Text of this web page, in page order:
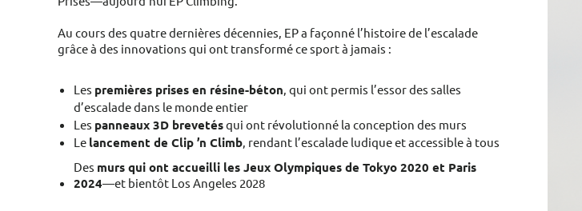
Au cours des quatre dernières décennies, EP a façonné l’histoire de l’escalade
grâce à des innovations qui ont transformé ce sport à jamais :
Les premières prises en résine-béton, qui ont permis l’essor des salles
d’escalade dans le monde entier
Les panneaux 3D brevetésqui ont révolutionné la conception des murs
Le lancement de Clip ’n Climb, rendant l’escalade ludique et accessible à tous
Des murs qui ont accueilli les Jeux Olympiques de Tokyo 2020 et Paris
2024—et bientôt Los Angeles 2028